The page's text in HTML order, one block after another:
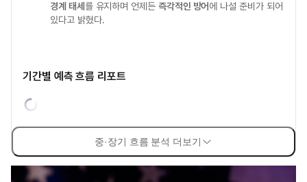
경계 태세 를 유지하며 언제든 즉각적인 방어에 나설 준비가 되어
있다고 밝혔다.
기간별 예측 흐름 리포트
중·장기 흐름 분석 더보기